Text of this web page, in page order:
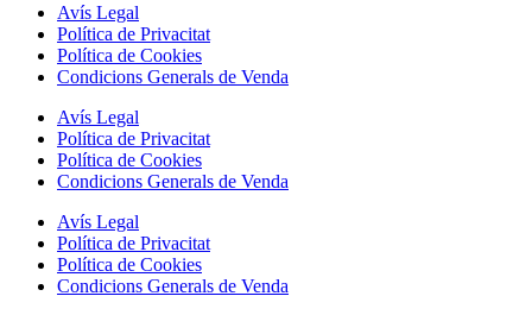
Avís Legal
Política de Privacitat
Política de Cookies
Condicions Generals de Venda
Avís Legal
Política de Privacitat
Política de Cookies
Condicions Generals de Venda
Avís Legal
Política de Privacitat
Política de Cookies
Condicions Generals de Venda